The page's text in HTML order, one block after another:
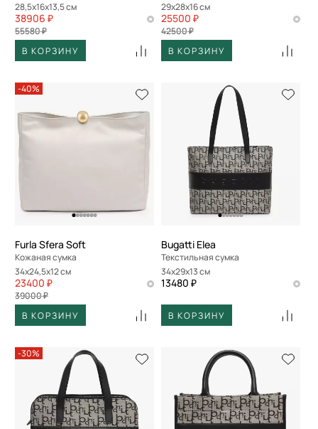
28,5x16x13,5 см
38906 ₽
55580 ₽
В КОРЗИНУ
29x28x16 см
25500 ₽
42500 ₽
В КОРЗИНУ
-40%
Furla Sfera Soft
Кожаная сумка
34x24,5x12 см
23400 ₽
39000 ₽
В КОРЗИНУ
Bugatti Elea
Текстильная сумка
34x29x13 см
13480 ₽
В КОРЗИНУ
-30%